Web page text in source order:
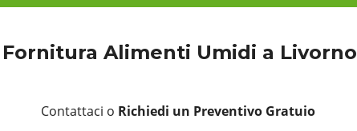
Fornitura Alimenti Umidi a Livorno
Contattaci o Richiedi un Preventivo Gratuio